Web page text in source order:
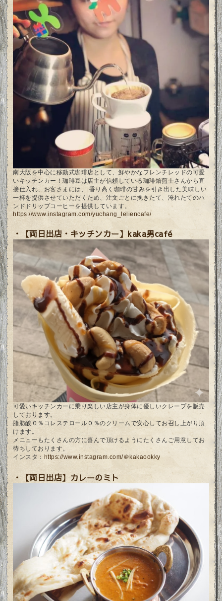
南大阪を中心に移動式珈琲店として、鮮やかなフレンチレッドの可愛
いキッチンカー！珈琲豆は店主が信頼している珈琲焙煎士さんから直
接仕入れ、お客さまには、 香り高く珈琲の甘みを引き出した美味しい
一杯を提供させていただくため、注文ごとに挽きたて、淹れたてのハ
ンドドリップコーヒーを提供しています。
https://www.instagram.com/yuchang_leliencafe/
・【両日出店・キッチンカー】kaka男café
可愛いキッチンカーに乗り楽しい店主が身体に優しいクレープを販売
しております。
脂肪酸０％コレステロール０％のクリームで安心してお召し上がり頂
けます。
メニューもたくさんの方に喜んで頂けるようにたくさんご用意してお
待ちしております。
インスタ： https://www.instagram.com/＠kakaookky
・ 【両日出店】カレーのミト